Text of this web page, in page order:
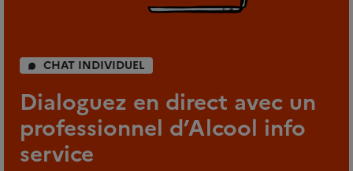
CHAT INDIVIDUEL
Dialoguez en direct avec un
professionnel d’Alcool info
service